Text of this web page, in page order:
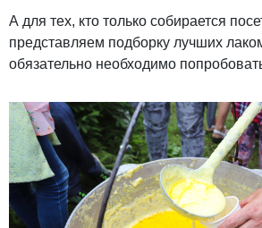
А для тех, кто только собирается
представляем подборку лучших
обязательно необходимо